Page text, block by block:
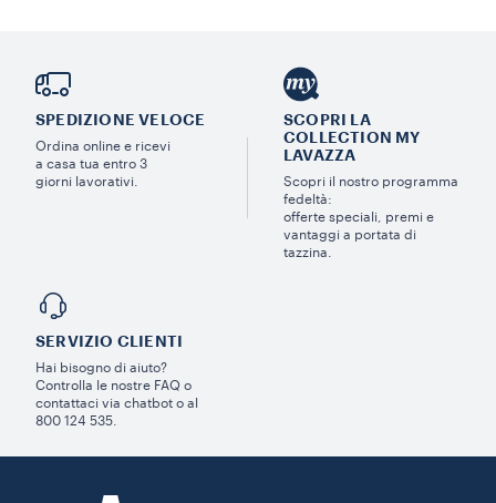
SPEDIZIONE VELOCE
Ordina online e ricevi
a casa tua entro 3
giorni lavorativi.
SCOPRI LA
COLLECTION MY
LAVAZZA
Scopri il nostro programma
fedeltà:
offerte speciali, premi e
vantaggi a portata di
tazzina.
SERVIZIO CLIENTI​
Hai bisogno di aiuto?​
Controlla le nostre FAQ o
contattaci via chatbot o al
800 124 535.